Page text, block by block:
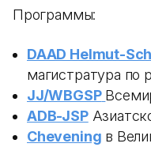
Программы:
DAAD Helmut-
магистратура по
JJ/WBGSP
ADB-JSP
Chevening в